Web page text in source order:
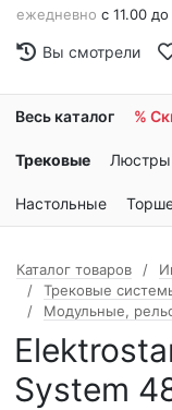
ежедневно с 11.00
Вы смотрели
Весь каталог %
Трековые Люстры
Настольные
Каталог товаров
Трековые
Модульные,
System